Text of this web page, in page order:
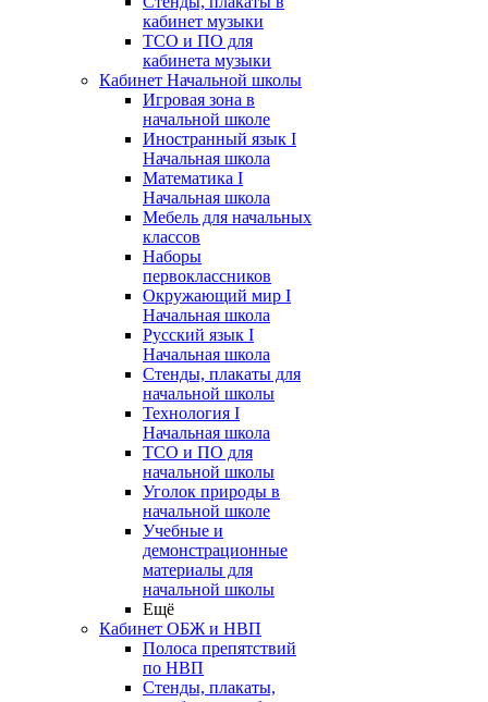
кабинет музыки
ТСО и ПО для
кабинета музыки
Кабинет Начальной школы
Игровая зона в
начальной школе
Иностранный язык I
Начальная школа
Математика I
Начальная школа
Мебель для начальных
классов
Наборы
первоклассников
Окружающий мир I
Начальная школа
Русский язык I
Начальная школа
Стенды, плакаты для
начальной школы
Технология I
Начальная школа
ТСО и ПО для
начальной школы
Уголок природы в
начальной школе
Учебные и
демонстрационные
материалы для
начальной школы
Ещё
Кабинет ОБЖ и НВП
Полоса препятствий
по НВП
Стенды, плакаты,